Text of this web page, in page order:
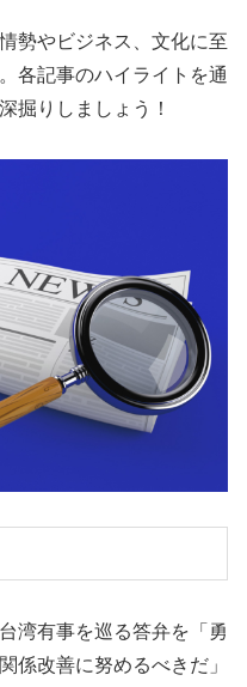
勢やビジネス、文化に至
各記事のハイライトを通
掘りしましょう！
湾有事を巡る答弁を「勇
係改善に努めるべきだ」